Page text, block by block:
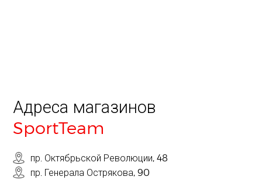
Адреса магазинов
SportTeam
пр. Октябрьской Революции, 48
пр. Генерала Острякова, 90